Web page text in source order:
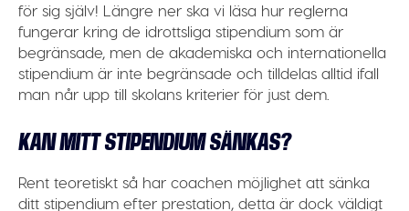
för sig själv! Längre ner ska vi läsa hur reglerna
fungerar kring de idrottsliga stipendium som är
begränsade, men de akademiska och internationella
stipendium är inte begränsade och tilldelas alltid ifall
man når upp till skolans kriterier för just dem.
KAN MITT STIPENDIUM SÄNKAS?
Rent teoretiskt så har coachen möjlighet att sänka
ditt stipendium efter prestation, detta är dock väldigt